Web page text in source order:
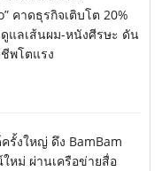
คาดธุรกิจเติบโต 20%
แลเส้นผม-หนังศีรษะ ดัน
พโตแรง
รั้งใหญ่ ดึง BamBam
หม่ ผ่านเครือข่ายสื่อ